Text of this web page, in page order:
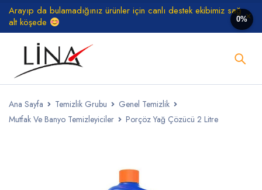
Arayıp da bulamadığınız ürünler için canlı destek ekibimiz sağ
alt köşede
Ana Sayfa Temizlik Grubu
Genel Temizlik
Mutfak Ve Banyo Temizleyiciler
Porçöz Yağ Çözücü 2 Litre
0%